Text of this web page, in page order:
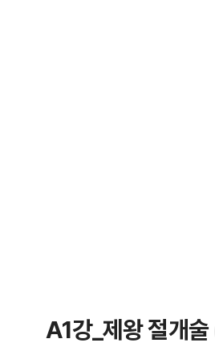
A1강_제왕 절개